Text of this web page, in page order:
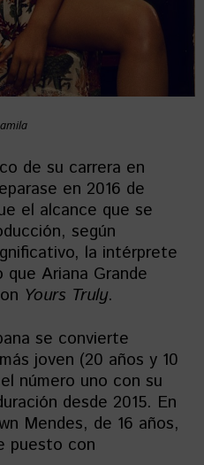
de su carrera en
en 2016 de
el alcance que se
según
la intérprete
Ariana Grande
Yours Truly.
se convierte
joven (20 años y 10
número uno con su
desde 2015. En
Mendes, de 16 años,
puesto con